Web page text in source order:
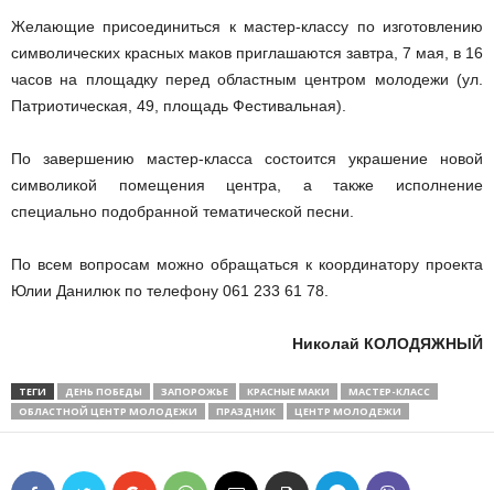
Желающие присоединиться к мастер-классу по изготовлению
символических красных маков приглашаются завтра, 7 мая, в 16
часов на площадку перед областным центром молодежи (ул.
Патриотическая, 49, площадь Фестивальная).
По завершению мастер-класса состоится украшение новой
символикой помещения центра, а также исполнение
специально подобранной тематической песни.
По всем вопросам можно обращаться к координатору проекта
Юлии Данилюк по телефону 061 233 61 78.
Николай КОЛОДЯЖНЫЙ
ТЕГИ ДЕНЬ ПОБЕДЫ ЗАПОРОЖЬЕ КРАСНЫЕ МАКИ
МАСТЕР-КЛАСС
ОБЛАСТНОЙ ЦЕНТР МОЛОДЕЖИ
ПРАЗДНИК ЦЕНТР МОЛОДЕЖИ